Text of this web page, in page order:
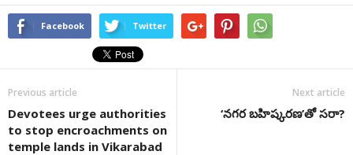
Facebook Twitter
Previous article
Devotees urge authorities
to stop encroachments on
temple lands in Vikarabad
Next article
‘నగర బహిష్కరణ’తో సరా?